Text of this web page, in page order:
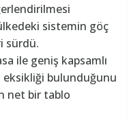
sistemin göç
sürdü.
ile geniş kapsamlı
eksikliği bulunduğunu
net bir tablo